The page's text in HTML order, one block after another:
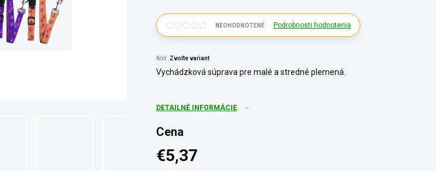
NEOHODNOTENÉ Podrobnosti hodnotenia
Kód: Zvoľte variant
Vychádzková súprava pre malé a stredné plemená.
DETAILNÉ INFORMÁCIE
Cena
€5,37